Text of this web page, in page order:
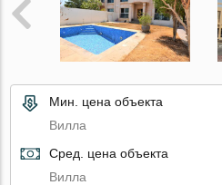
Мин. цена объекта
Вилла
Сред. цена объекта
Вилла